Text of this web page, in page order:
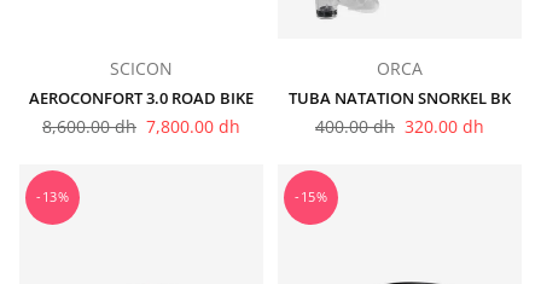
SCICON
AEROCONFORT 3.0 ROAD BIKE
Prix
8,600.00 dh 7,800.00 dh
ORCA
TUBA NATATION SNORKEL BK
Prix
400.00 dh 320.00 dh
-13% -15%